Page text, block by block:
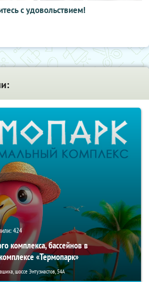
с удовольствием!
424
комплекса, бассейнов в
«Термопарк»
шоссе Энтузиастов, 54А